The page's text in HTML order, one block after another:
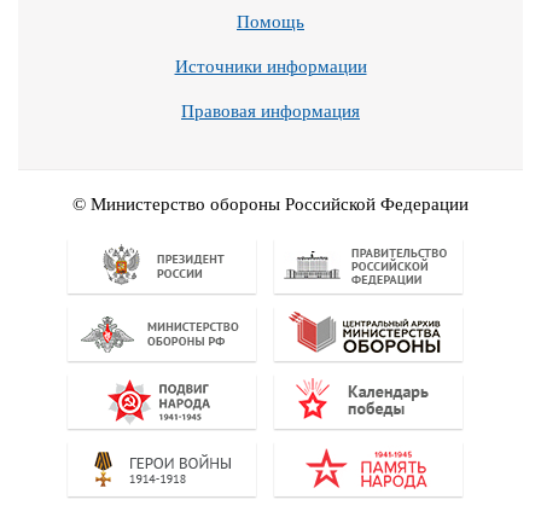
Помощь
Источники информации
Правовая информация
© Министерство обороны Российской Федерации